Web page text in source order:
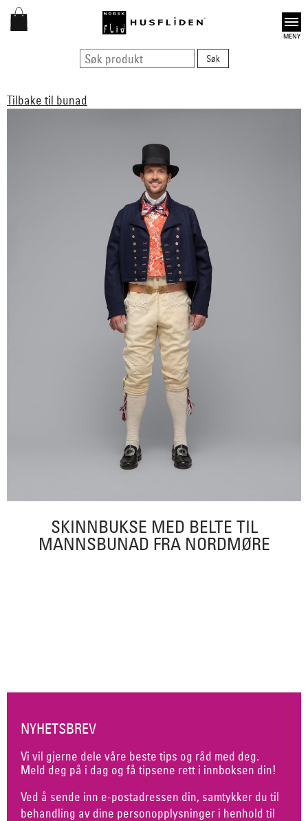
Open
Tilbake til bunad
SKINNBUKSE MED BELTE TIL
MANNSBUNAD FRA NORDMØRE
NYHETSBREV
Vi vil gjerne dele våre beste tips og råd med deg.
Meld deg på i dag og få tipsene rett i innboksen din!
Ved å sende inn e-postadressen din, samtykker du til
behandling av dine personopplysninger i henhold til